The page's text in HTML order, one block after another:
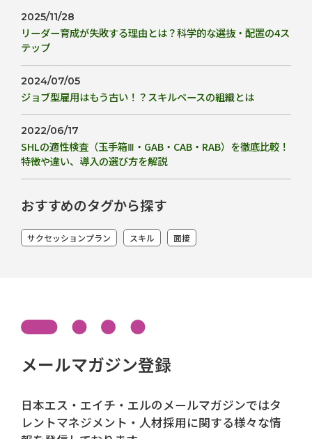
2025/11/28
リーダー育成が失敗する理由とは？科学的な選抜・配置の4ス
テップ
2024/07/05
ジョブ型雇用はもう古い！？スキルベースの組織とは
2022/06/17
SHLの適性検査（玉手箱Ⅲ・GAB・CAB・RAB）を徹底比較！
特徴や違い、導入の選び方を解説
おすすめのタグから探す
サクセッションプラン スキル 面接
メールマガジン登録
日本エス・エイチ・エルのメールマガジンではタ
レントマネジメント・人材採用に関する様々な情